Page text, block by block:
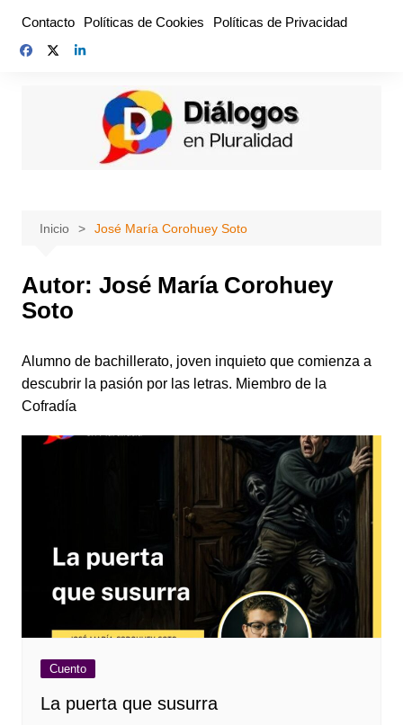
contenido
Contacto Políticas de Cookies Políticas de Privacidad
Inicio José María Corohuey Soto
Autor: José María Corohuey
Soto
Alumno de bachillerato, joven inquieto que comienza a
descubrir la pasión por las letras. Miembro de la
Cofradía
Cuento
La puerta que susurra